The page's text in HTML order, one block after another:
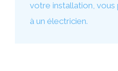
votre installation,
à un électricien.